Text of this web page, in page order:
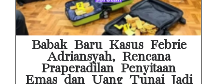
Babak Baru Kasus Febrie
Adriansyah, Rencana
Praperadilan Penyitaan
Emas dan Uang Tunai Jadi